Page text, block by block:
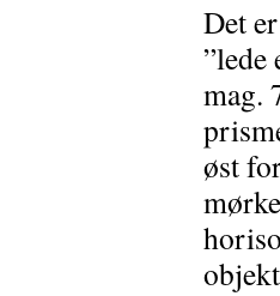
Det
”lede
mag.
øst